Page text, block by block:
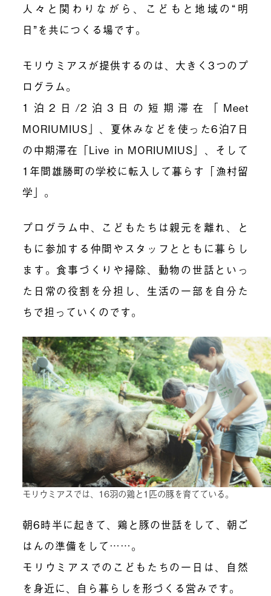
人々と関わりながら、こどもと地域の“明
日”を共につくる場です。
モリウミアスが提供するのは、大きく3つのプ
ログラム。
1泊2日/2泊3日の短期滞在「Meet
MORIUMIUS」、夏休みなどを使った6泊7日
の中期滞在「Live in MORIUMIUS」、そして
1年間雄勝町の学校に転入して暮らす「漁村留
学」。
プログラム中、こどもたちは親元を離れ、と
もに参加する仲間やスタッフとともに暮らし
ます。食事づくりや掃除、動物の世話といっ
た日常の役割を分担し、生活の一部を自分た
ちで担っていくのです。
モリウミアスでは、16羽の鶏と1匹の豚を育てている。
朝6時半に起きて、鶏と豚の世話をして、朝ご
はんの準備をして……。
モリウミアスでのこどもたちの一日は、自然
を身近に、自ら暮らしを形づくる営みです。